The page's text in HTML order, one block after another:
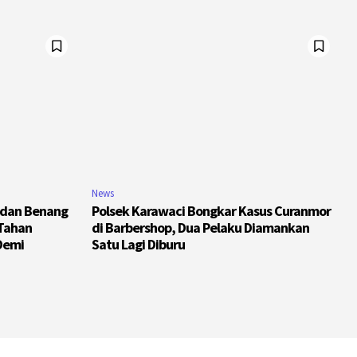
Benang
News
Polsek Karawaci Bongkar Kasus Curanmor
di Barbershop, Dua Pelaku Diamankan
Satu Lagi Diburu